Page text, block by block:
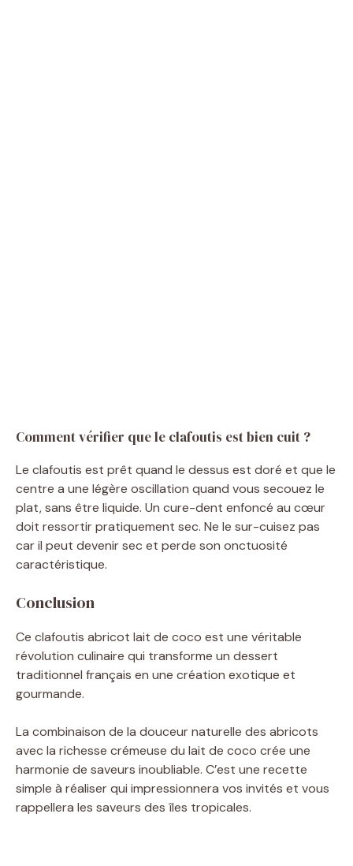
Comment vérifier que le clafoutis est bien cuit ?
Le clafoutis est prêt quand le dessus est doré et que le
centre a une légère oscillation quand vous secouez le
plat, sans être liquide. Un cure-dent enfoncé au cœur
doit ressortir pratiquement sec. Ne le sur-cuisez pas
car il peut devenir sec et perde son onctuosité
caractéristique.
Conclusion
Ce clafoutis abricot lait de coco est une véritable
révolution culinaire qui transforme un dessert
traditionnel français en une création exotique et
gourmande.
La combinaison de la douceur naturelle des abricots
avec la richesse crémeuse du lait de coco crée une
harmonie de saveurs inoubliable. C’est une recette
simple à réaliser qui impressionnera vos invités et vous
rappellera les saveurs des îles tropicales.